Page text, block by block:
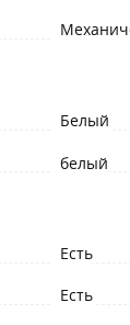
Белый
белый
Есть
Есть